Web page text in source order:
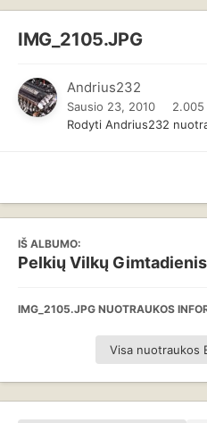
IMG_2105.JPG
Andrius232
Sausio 23, 2010
Rodyti Andrius232
IŠ ALBUMO:
Pelkių Vilkų Gimtadienis
IMG_2105.JPG NUOTRAUKOS
Visa nuotraukos